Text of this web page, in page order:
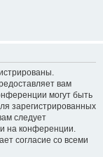
вам
могут быть
зарегистрированных
следует
на конференции.
согласие со всеми